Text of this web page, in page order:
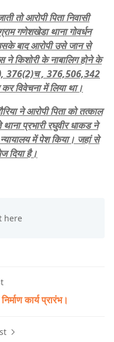
तो आरोपी पिता निवासी
गणेशखेडा थाना गोवर्धन
बाद आरोपी उसे जान से
ने किशोरी के नाबालिग होने के
376(2)च , 376,506,342
विवेचना में लिया था।
ने आरोपी पिता को तत्काल
प्रभारी रघुवीर धाकड ने
में पेश किया। जहां से
दिया है।
कार्य प्रारंभ।